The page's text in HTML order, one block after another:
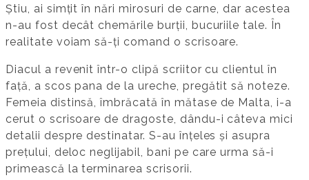
Știu, ai simțit în nări mirosuri de carne, dar acestea
n-au fost decât chemările burții, bucuriile tale. În
realitate voiam să-ți comand o scrisoare.
Diacul a revenit într-o clipă scriitor cu clientul în
față, a scos pana de la ureche, pregătit să noteze.
Femeia distinsă, îmbrăcată în mătase de Malta, i-a
cerut o scrisoare de dragoste, dându-i câteva mici
detalii despre destinatar. S-au înțeles și asupra
prețului, deloc neglijabil, bani pe care urma să-i
primească la terminarea scrisorii.